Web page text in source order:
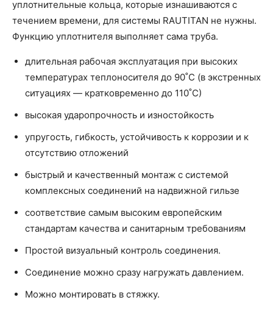
уплотнительные кольца, которые изнашиваются с
течением времени, для системы RAUTITAN не нужны.
Функцию уплотнителя выполняет сама труба.
длительная рабочая эксплуатация при высоких
температурах теплоносителя до 90˚С (в экстренных
ситуациях — кратковременно до 110˚С)
высокая ударопрочность и изностойкость
упругость, гибкость, устойчивость к коррозии и к
отсутствию отложений
быстрый и качественный монтаж с системой
комплексных соединений на надвижной гильзе
соответствие самым высоким европейским
стандартам качества и санитарным требованиям
Простой визуальный контроль соединения.
Соединение можно сразу нагружать давлением.
Можно монтировать в стяжку.